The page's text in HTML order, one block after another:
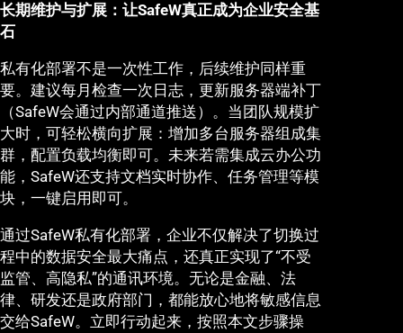
长期维护与扩展：让SafeW真正成为企业安全基
石
私有化部署不是一次性工作，后续维护同样重
要。建议每月检查一次日志，更新服务器端补丁
（SafeW会通过内部通道推送）。当团队规模扩
大时，可轻松横向扩展：增加多台服务器组成集
群，配置负载均衡即可。未来若需集成云办公功
能，SafeW还支持文档实时协作、任务管理等模
块，一键启用即可。
通过SafeW私有化部署，企业不仅解决了切换过
程中的数据安全最大痛点，还真正实现了“不受
监管、高隐私”的通讯环境。无论是金融、法
律、研发还是政府部门，都能放心地将敏感信息
交给SafeW。立即行动起来，按照本文步骤操